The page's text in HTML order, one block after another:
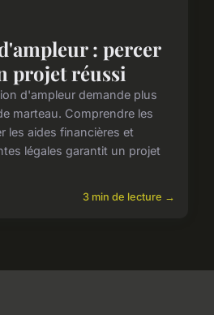
: percer
projet réussi
d'ampleur demande plus
marteau. Comprendre les
les aides financières et
légales garantit un projet
3 min de lecture →